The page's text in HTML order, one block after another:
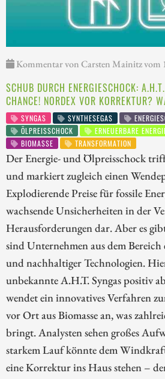
Kommentar von Carsten Mainitz vom
SCHUB DURCH ENERGIESCHOCK:
CHANCE! NORDEX VOR KORREKTUR?
SYNGAS SYNTHESEGAS
ÖLPREISSCHOCK
ERNEUERBARE
BIOMASSE
TRANSFORMATION
Der Energie- und Ölpreisschock
und markiert zugleich einen
Explodierende Preise für fossile
wachsende Unsicherheiten in der
Herausforderungen dar. Aber es
sind Unternehmen aus dem
und nachhaltiger Technologien.
unbekannte A.H.T. Syngas positiv
wendet ein innovatives Verfahren
vor Ort aus Biomasse an, was
bringt. Analysten sehen großes
starkem Lauf könnte dem
eine Korrektur ins Haus stehen –